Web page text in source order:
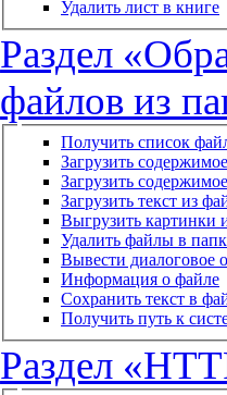
Удалить лист в книге
Раздел
файлов из
Получить список
Загрузить
Загрузить
Загрузить текст из
Выгрузить картинки
Удалить файлы в
Вывести диалоговое
Информация о файле
Сохранить текст в
Получить путь к
Раздел